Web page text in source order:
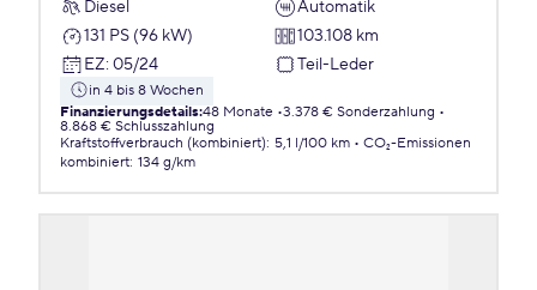
Diesel
Automatik
131 PS (96 kW)
103.108 km
EZ: 05/24 Teil-Leder
in 4 bis 8 Wochen
Finanzierungsdetails:48 Monate 3.378 € Sonderzahlung
8.868 € Schlusszahlung
Kraftstoffverbrauch (kombiniert): 5,1 l/100 km
CO₂-Emissionen
kombiniert: 134 g/km